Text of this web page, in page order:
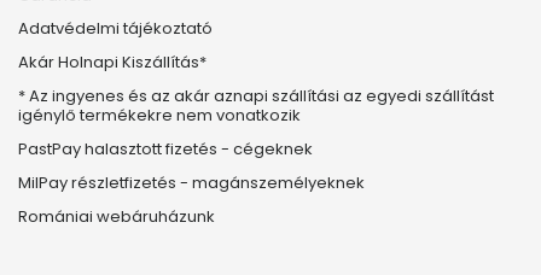
Adatvédelmi tájékoztató
Akár Holnapi Kiszállítás*
* Az ingyenes és az akár aznapi szállítási az egyedi szállítást
igénylő termékekre nem vonatkozik
PastPay halasztott fizetés - cégeknek
MilPay részletfizetés - magánszemélyeknek
Romániai webáruházunk